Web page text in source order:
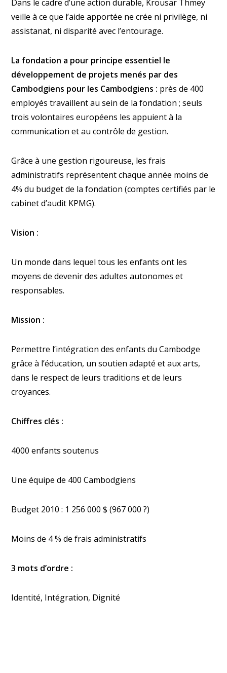
Dans le cadre d’une action durable, Krousar Thmey
veille à ce que l’aide apportée ne crée ni privilège, ni
assistanat, ni disparité avec l’entourage.
La fondation a pour principe essentiel le
développement de projets menés par des
Cambodgiens pour les Cambodgiens : près de 400
employés travaillent au sein de la fondation ; seuls
trois volontaires européens les appuient à la
communication et au contrôle de gestion.
Grâce à une gestion rigoureuse, les frais
administratifs représentent chaque année moins de
4% du budget de la fondation (comptes certifiés par le
cabinet d’audit KPMG).
Vision :
Un monde dans lequel tous les enfants ont les
moyens de devenir des adultes autonomes et
responsables.
Mission :
Permettre l’intégration des enfants du Cambodge
grâce à l’éducation, un soutien adapté et aux arts,
dans le respect de leurs traditions et de leurs
croyances.
Chiffres clés :
4000 enfants soutenus
Une équipe de 400 Cambodgiens
Budget 2010 : 1 256 000 $ (967 000 ?)
Moins de 4 % de frais administratifs
3 mots d’ordre :
Identité, Intégration, Dignité